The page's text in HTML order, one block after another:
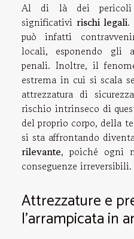
Al di là dei pericoli
significativi rischi legali.
può infatti
locali, esponendo gli
penali. Inoltre, il
estrema in cui si scala
attrezzatura di
rischio intrinseco di
del proprio corpo, della
si sta affrontando
rilevante, poiché ogni
conseguenze irreversibili.
Attrezzature e
l'arrampicata in